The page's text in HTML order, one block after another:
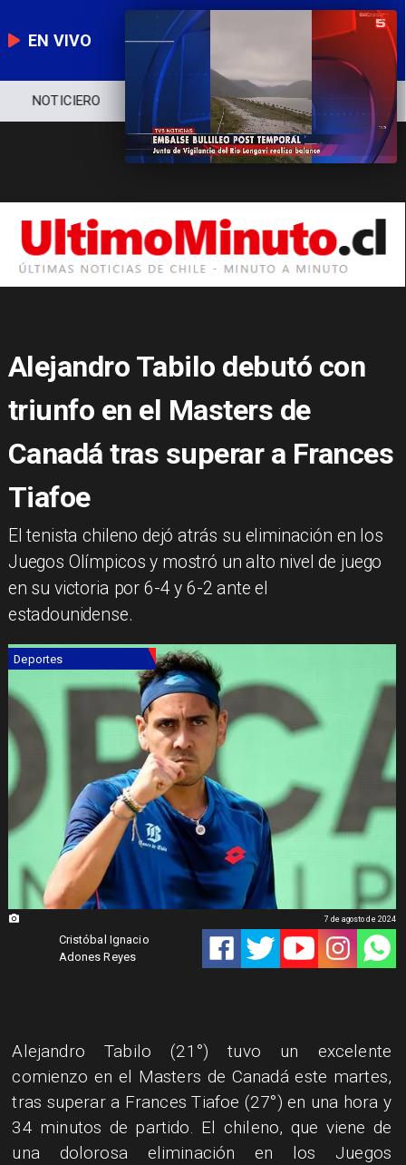
EN VIVO
NOTICIERO POLÍTICA ECONOMÍA
Alejandro Tabilo debutó con
triunfo en el Masters de
Canadá tras superar a Frances
Tiafoe
​El tenista chileno dejó atrás su eliminación en los
Juegos Olímpicos y mostró un alto nivel de juego
en su victoria por 6-4 y 6-2 ante el
estadounidense.
Deportes
Cristóbal Ignacio
Adones Reyes
7 de agosto de 2024
Alejandro Tabilo (21°) tuvo un excelente
comienzo en el Masters de Canadá este martes,
tras superar a Frances Tiafoe (27°) en una hora y
34 minutos de partido. El chileno, que viene de
una dolorosa eliminación en los Juegos